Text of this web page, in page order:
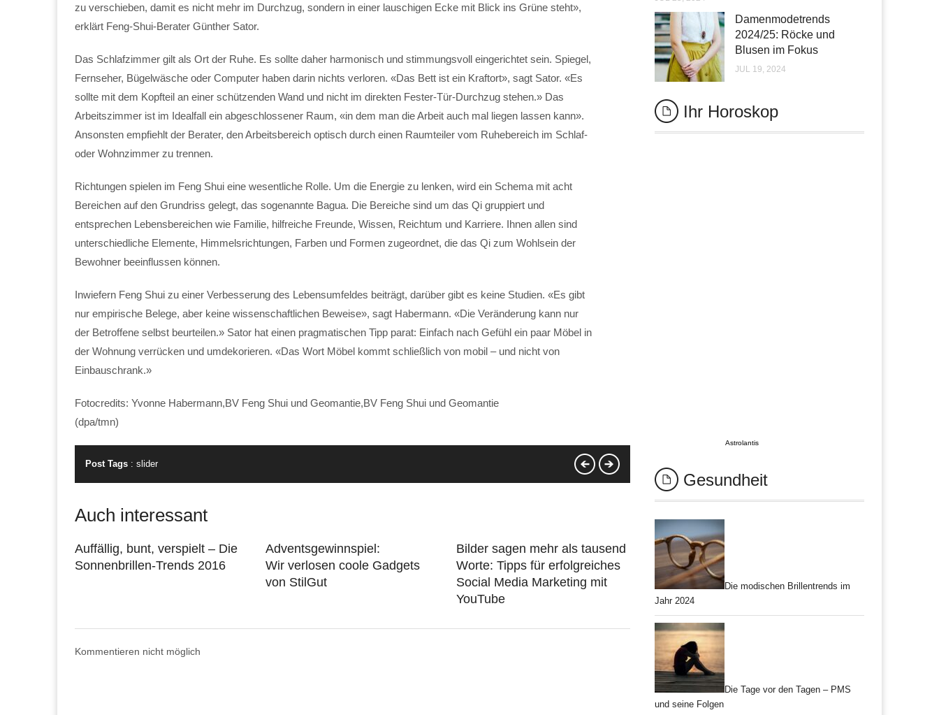
zu verschieben, damit es nicht mehr im Durchzug, sondern in einer lauschigen Ecke mit Blick ins Grüne steht»,
erklärt Feng-Shui-Berater Günther Sator.
Das Schlafzimmer gilt als Ort der Ruhe. Es sollte daher harmonisch und stimmungsvoll eingerichtet sein. Spiegel,
Fernseher, Bügelwäsche oder Computer haben darin nichts verloren. «Das Bett ist ein Kraftort», sagt Sator. «Es
sollte mit dem Kopfteil an einer schützenden Wand und nicht im direkten Fester-Tür-Durchzug stehen.» Das
Arbeitszimmer ist im Idealfall ein abgeschlossener Raum, «in dem man die Arbeit auch mal liegen lassen kann».
Ansonsten empfiehlt der Berater, den Arbeitsbereich optisch durch einen Raumteiler vom Ruhebereich im Schlaf-
oder Wohnzimmer zu trennen.
Richtungen spielen im Feng Shui eine wesentliche Rolle. Um die Energie zu lenken, wird ein Schema mit acht
Bereichen auf den Grundriss gelegt, das sogenannte Bagua. Die Bereiche sind um das Qi gruppiert und
entsprechen Lebensbereichen wie Familie, hilfreiche Freunde, Wissen, Reichtum und Karriere. Ihnen allen sind
unterschiedliche Elemente, Himmelsrichtungen, Farben und Formen zugeordnet, die das Qi zum Wohlsein der
Bewohner beeinflussen können.
Inwiefern Feng Shui zu einer Verbesserung des Lebensumfeldes beiträgt, darüber gibt es keine Studien. «Es gibt
nur empirische Belege, aber keine wissenschaftlichen Beweise», sagt Habermann. «Die Veränderung kann nur
der Betroffene selbst beurteilen.» Sator hat einen pragmatischen Tipp parat: Einfach nach Gefühl ein paar Möbel in
der Wohnung verrücken und umdekorieren. «Das Wort Möbel kommt schließlich von mobil – und nicht von
Einbauschrank.»
Fotocredits: Yvonne Habermann,BV Feng Shui und Geomantie,BV Feng Shui und Geomantie
(dpa/tmn)
Post Tags : slider
Auch interessant
Auffällig, bunt, verspielt – Die
Sonnenbrillen-Trends 2016
Adventsgewinnspiel:
Wir verlosen coole Gadgets
von StilGut
Bilder sagen mehr als tausend
Worte: Tipps für erfolgreiches
Social Media Marketing mit
YouTube
Kommentieren nicht möglich
Damenmodetrends
2024/25: Röcke und
Blusen im Fokus
JUL 19, 2024
Ihr Horoskop
Astrolantis
Gesundheit
Die modischen Brillentrends im
Jahr 2024
Die Tage vor den Tagen – PMS
und seine Folgen